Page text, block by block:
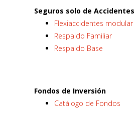
Seguros solo de Accidentes
Flexiaccidentes modular
Respaldo Familiar
Respaldo Base
Fondos de Inversión
Catálogo de Fondos